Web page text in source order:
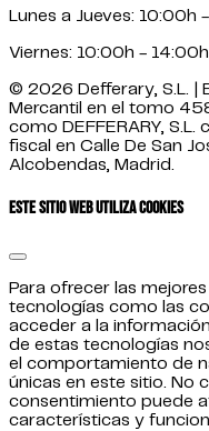
Lunes a Jueves: 10:00h
Viernes: 10:00h - 14:00h
© 2026 Defferary, S.L. |
Mercantil en el tomo
como DEFFERARY,
fiscal en Calle De San
Alcobendas, Madrid.
Este sitio web utiliza cookies
Para ofrecer las
tecnologías como las
acceder a la
de estas tecnologías
el comportamiento de
únicas en este sitio. No
consentimiento puede
características y